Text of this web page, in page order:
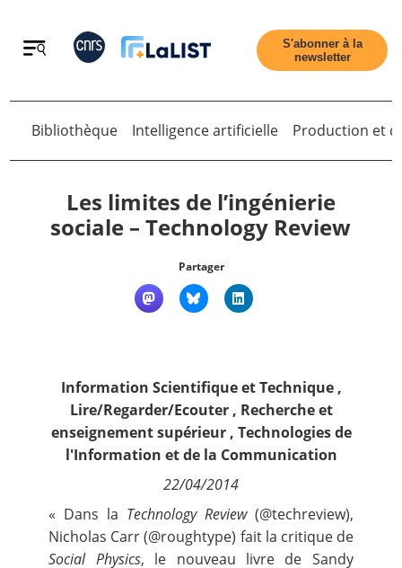
Retour
Contact
S'abonner à la
newsletter
Retour
Bibliothèque Intelligence artificielle Production et
Les limites de l’ingénierie
sociale – Technology Review
Partager
Information Scientifique et Technique,
Lire/Regarder/Ecouter, Recherche et
enseignement supérieur, Technologies de
l'Information et de la Communication
22/04/2014
« Dans la Technology Review(@techreview),
Nicholas Carr(@roughtype) fait la critique de
Social Physics, le nouveau livre de Sandy